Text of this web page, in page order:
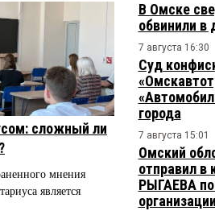
сложный ли
мнения
является
В Омске
обвинили в
7 августа 16:30
Суд
города
7 августа 15:01
Омский
отправил
РЫГАЕВА
организации